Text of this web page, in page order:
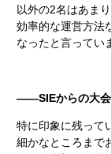
以外の2名はあま
効率的な運営方法
なったと言ってい
――SIEからの大会
特に印象に残って
細かなところまで